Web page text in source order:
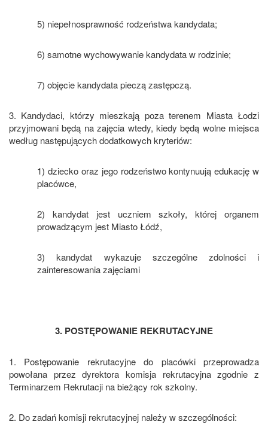
5) niepełnosprawność rodzeństwa kandydata;
6) samotne wychowywanie kandydata w rodzinie;
7) objęcie kandydata pieczą zastępczą.
3. Kandydaci, którzy mieszkają poza terenem Miasta Łodzi
przyjmowani będą na zajęcia wtedy, kiedy będą wolne miejsca
według następujących dodatkowych kryteriów:
1) dziecko oraz jego rodzeństwo kontynuują edukację w
placówce,
2) kandydat jest uczniem szkoły, której organem
prowadzącym jest Miasto Łódź,
3) kandydat wykazuje szczególne zdolności i
zainteresowania zajęciami
3. POSTĘPOWANIE REKRUTACYJNE
1. Postępowanie rekrutacyjne do placówki przeprowadza
powołana przez dyrektora komisja rekrutacyjna zgodnie z
Terminarzem Rekrutacji na bieżący rok szkolny.
2. Do zadań komisji rekrutacyjnej należy w szczególności: